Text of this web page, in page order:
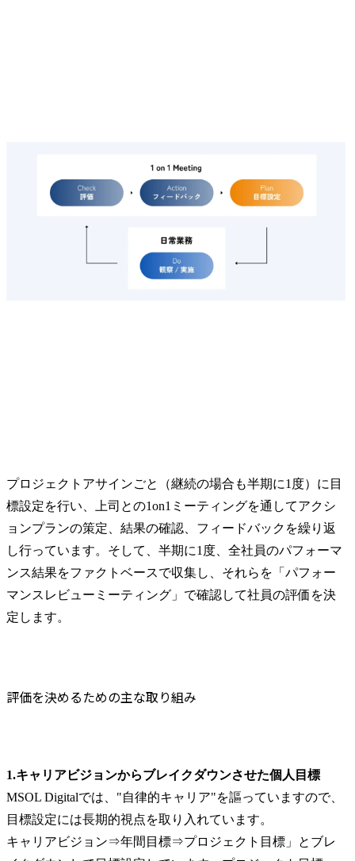
プロジェクトアサインごと（継続の場合も半期に1度）に目
標設定を行い、上司との1on1ミーティングを通してアクシ
ョンプランの策定、結果の確認、フィードバックを繰り返
し行っています。そして、半期に1度、全社員のパフォーマ
ンス結果をファクトベースで収集し、それらを「パフォー
マンスレビューミーティング」で確認して社員の評価を決
定します。
評価を決めるための主な取り組み
1.キャリアビジョンからブレイクダウンさせた個人目標
MSOL Digitalでは、"自律的キャリア"を謳っていますので、
目標設定には長期的視点を取り入れています。
キャリアビジョン⇒年間目標⇒プロジェクト目標」とブレ